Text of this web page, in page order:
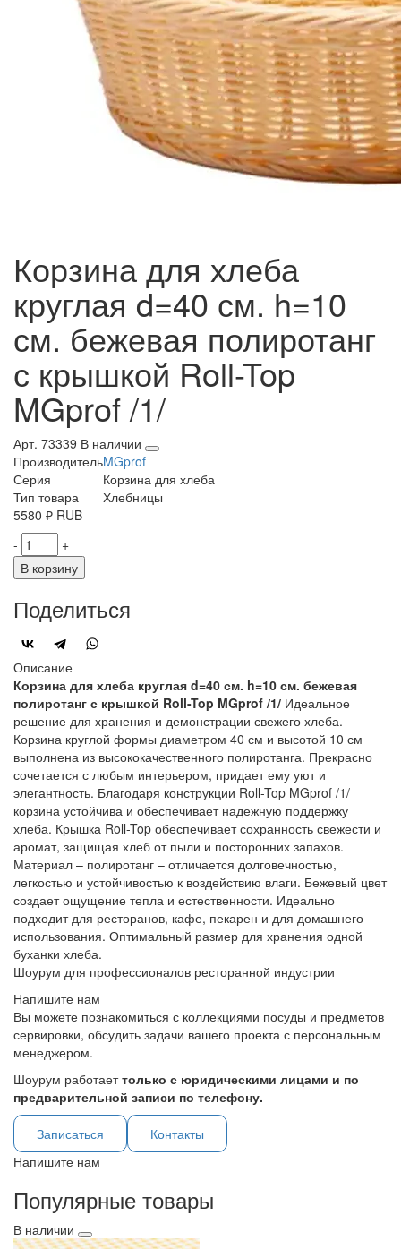
Корзина для хлеба
круглая d=40 см. h=10
см. бежевая полиротанг
с крышкой Roll-Top
MGprof /1/
Арт. 73339 В наличии
ПроизводительMGprof
Серия
Корзина для хлеба
Тип товара
Хлебницы
5580 ₽ RUB
-
+
В корзину
Поделиться
Описание
Корзина для хлеба круглая d=40 см. h=10 см. бежевая
полиротанг с крышкой Roll-Top MGprof /1/ Идеальное
решение для хранения и демонстрации свежего хлеба.
Корзина круглой формы диаметром 40 см и высотой 10 см
выполнена из высококачественного полиротанга. Прекрасно
сочетается с любым интерьером, придает ему уют и
элегантность. Благодаря конструкции Roll-Top MGprof /1/
корзина устойчива и обеспечивает надежную поддержку
хлеба. Крышка Roll-Top обеспечивает сохранность свежести и
аромат, защищая хлеб от пыли и посторонних запахов.
Материал – полиротанг – отличается долговечностью,
легкостью и устойчивостью к воздействию влаги. Бежевый цвет
создает ощущение тепла и естественности. Идеально
подходит для ресторанов, кафе, пекарен и для домашнего
использования. Оптимальный размер для хранения одной
буханки хлеба.
Шоурум для профессионалов ресторанной индустрии
Напишите нам
Вы можете познакомиться с коллекциями посуды и предметов
сервировки, обсудить задачи вашего проекта с персональным
менеджером.
Шоурум работаеттолько с юридическими лицами и по
предварительной записи по телефону.
Записаться
Контакты
Напишите нам
Популярные товары
В наличии